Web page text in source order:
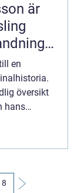
är
i
en
översikt
hans
8